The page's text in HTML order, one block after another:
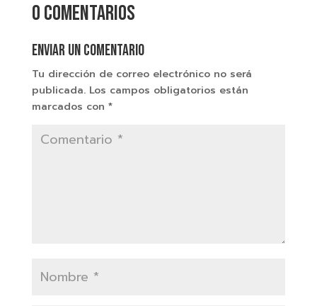
0 comentarios
Enviar un comentario
Tu dirección de correo electrónico no será
publicada. Los campos obligatorios están
marcados con *